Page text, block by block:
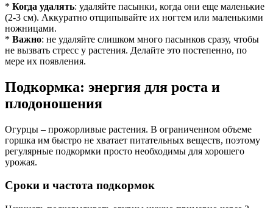
* Когда удалять: удаляйте пасынки, когда они еще маленькие
(2-3 см). Аккуратно отщипывайте их ногтем или маленькими
ножницами.
* Важно: не удаляйте слишком много пасынков сразу, чтобы
не вызвать стресс у растения. Делайте это постепенно, по
мере их появления.
Подкормка: энергия для роста и
плодоношения
Огурцы – прожорливые растения. В ограниченном объеме
горшка им быстро не хватает питательных веществ, поэтому
регулярные подкормки просто необходимы для хорошего
урожая.
Сроки и частота подкормок